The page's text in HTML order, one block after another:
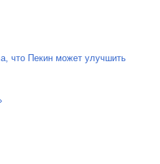
что Пекин может улучшить